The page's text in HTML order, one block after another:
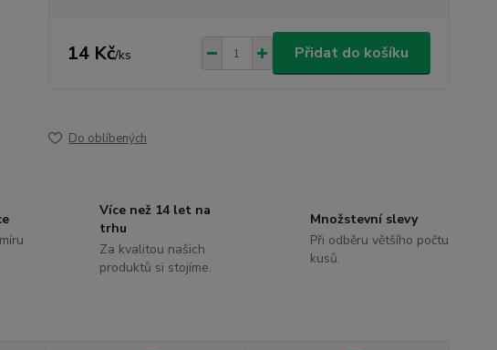
14 Kč/ks Přidat do košíku
Do oblíbených
Více než 14 let na
trhu
Za kvalitou našich
produktů si stojíme.
Množstevní slevy
Při odběru většího počtu
kusů.